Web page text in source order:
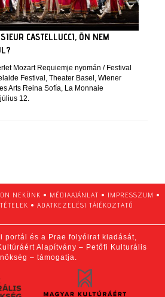
CASTELLUCCI, ÖN NEM
Mozart Requiemje nyomán / Festival
Festival, Theater Basel, Wiener
Arts Reina Sofía, La Monnaie
12.
NEKÜNK • MÉDIAAJÁNLAT • IMPRESSZUM •
• ADATKEZELÉSI TÁJÉKOZTATÓ
portál és a Prae folyóirat kiadását,
Alapítvány – Petőfi Kulturális
– támogatja.